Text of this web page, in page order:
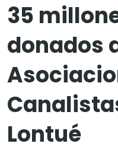
35
donados
Lontué